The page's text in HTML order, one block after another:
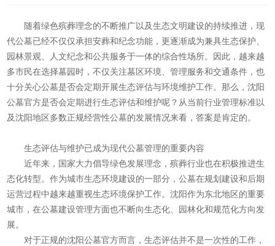
随着绿色殡葬理念的不断推广以及生态文明建设的持续推进，现
代公墓已经不仅仅承担安葬和纪念功能，更逐渐成为兼具生态保护、
园林景观、人文纪念和公共服务于一体的综合性场所。因此，越来越
多市民在选择墓园时，不仅关注墓区环境、管理服务和交通条件，也
十分关心公墓是否会定期开展生态评估与环境维护工作。那么，沈阳
公墓官方是否会定期进行生态评估和维护呢？从当前行业管理标准以
及沈阳地区多数正规经营性公墓的发展情况来看，答案是肯定的。
生态评估与维护已成为现代公墓管理的重要内容
近年来，国家大力倡导绿色发展理念，殡葬行业也在积极推进生
态化转型。作为城市生态环境建设的一部分，公墓在规划建设和后期
运营过程中越来越重视生态环境保护工作。沈阳作为东北地区的重要
城市，在公墓建设管理方面也不断向生态化、园林化和规范化方向发
展。
对于正规的沈阳公墓官方而言，生态评估并不是一次性的工作，